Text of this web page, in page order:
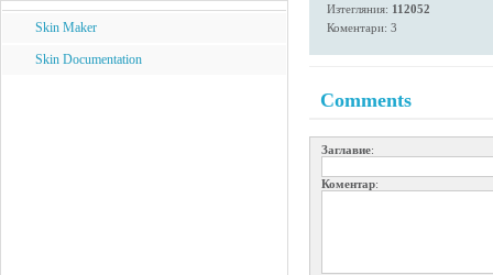
Skin Maker
Skin Documentation
Изтегляния: 112052
Коментари: 3
Comments
Заглавие:
Коментар: